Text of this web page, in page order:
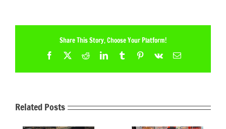
Share This Story, Choose Your Platform!
Facebook
X RedditLinkedInTumblrPinterest
Vk Email
Related Posts